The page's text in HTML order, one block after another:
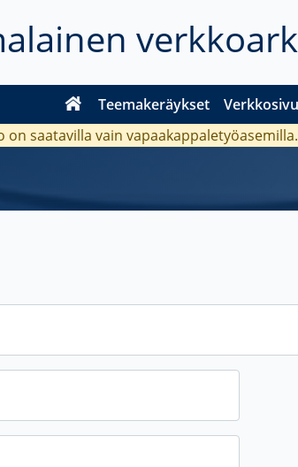
Teemakeräykset
saatavilla vain